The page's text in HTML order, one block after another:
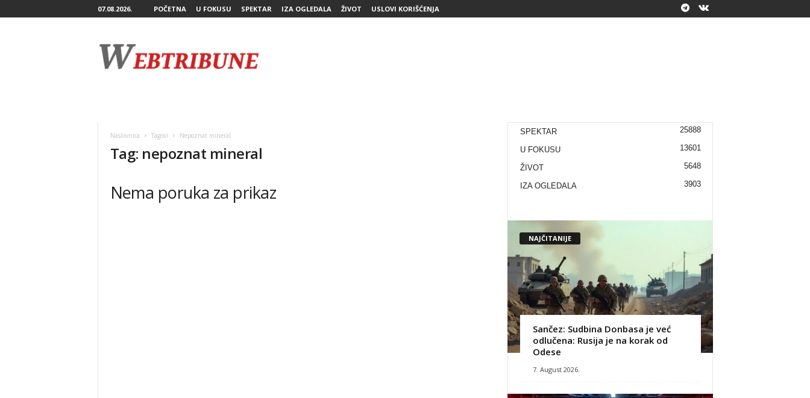
07.08.2026. POČETNA U FOKUSU SPEKTAR IZA OGLEDALA ŽIVOT USLOVI KORIŠĆENJA
Naslovnica Tagovi Nepoznat mineral
Tag: nepoznat mineral
Nema poruka za prikaz
SPEKTAR 25888
U FOKUSU 13601
ŽIVOT 5648
IZA OGLEDALA 3903
NAJČITANIJE
Sančez: Sudbina Donbasa je već
odlučena: Rusija je na korak od
Odese
7. August 2026.